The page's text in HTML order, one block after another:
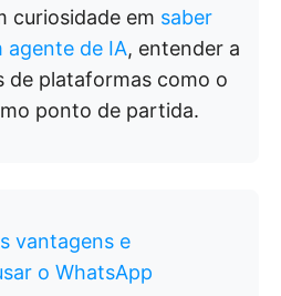
curiosidade em saber
agente de IA, entender a
de plataformas como o
ponto de partida.
vantagens e
o WhatsApp